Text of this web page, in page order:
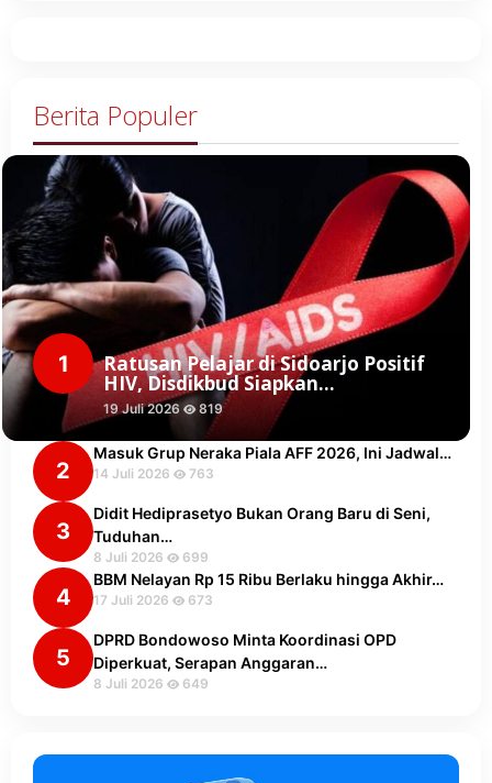
Berita Populer
1 Ratusan Pelajar di Sidoarjo Positif
HIV, Disdikbud Siapkan…
19 Juli 2026 819
2
Masuk Grup Neraka Piala AFF 2026, Ini Jadwal…
14 Juli 2026 763
3
Didit Hediprasetyo Bukan Orang Baru di Seni,
Tuduhan…
8 Juli 2026 699
4
BBM Nelayan Rp 15 Ribu Berlaku hingga Akhir…
17 Juli 2026 673
5
DPRD Bondowoso Minta Koordinasi OPD
Diperkuat, Serapan Anggaran…
8 Juli 2026 649